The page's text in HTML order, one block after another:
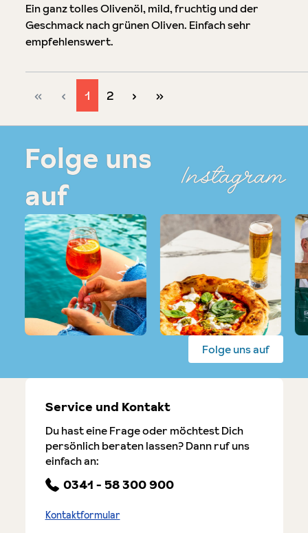
Ein ganz tolles Olivenöl, mild, fruchtig und der
Geschmack nach grünen Oliven. Einfach sehr
empfehlenswert.
Seite
1 Seite
2
Folge uns
auf
Instagram
Folge uns auf
Service und Kontakt
Du hast eine Frage oder möchtest Dich
persönlich beraten lassen? Dann ruf uns
einfach an:
0341 - 58 300 900
Kontaktformular